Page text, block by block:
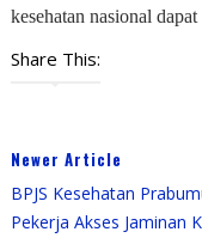
kesehatan nasional dapat
Share This:
Newer Article
BPJS Kesehatan
Pekerja Akses Jaminan